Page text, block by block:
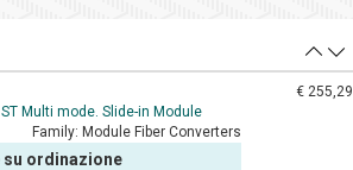
Multi mode. Slide-in Module
Family: Module Fiber Converters
ordinazione
€ 255,29